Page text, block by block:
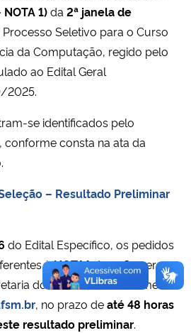
e dos Direitos Humanos
1)da 2ª janela de
Seletivo para o Curso
da Computação, regido pelo
ao Edital Geral
2025.
se identificados pelo
, conforme consta na ata da
– Resultado Preliminar
do Edital Específico, os pedidos
àNOTA1deverão ser
do PPGCC, exclusivamente
, no prazo deaté 48 horas
resultado preliminar.